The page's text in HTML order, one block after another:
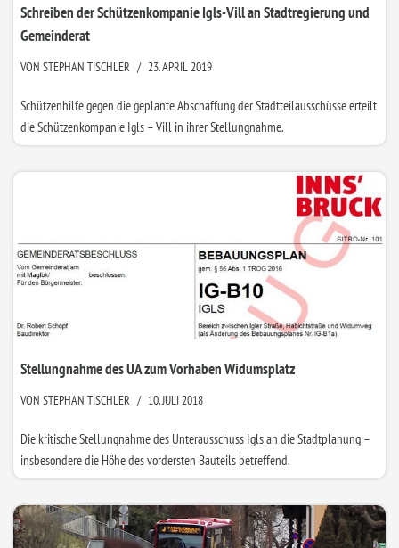
Schreiben der Schützenkompanie Igls-Vill an Stadtregierung und
Gemeinderat
VON STEPHAN TISCHLER 23. APRIL 2019
Schützenhilfe gegen die geplante Abschaffung der Stadtteilausschüsse erteilt
die Schützenkompanie Igls – Vill in ihrer Stellungnahme.
Stellungnahme des UA zum Vorhaben Widumsplatz
VON STEPHAN TISCHLER 10. JULI 2018
Die kritische Stellungnahme des Unterausschuss Igls an die Stadtplanung –
insbesondere die Höhe des vordersten Bauteils betreffend.